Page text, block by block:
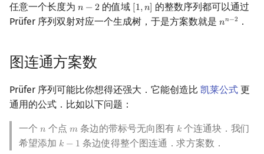
任意一个长度为 𝑛 −2
n −2 的值域 [1,𝑛]
1,n] 的整数序列都可以通过
Prüfer 序列双射对应一个生成树，于是方案数就是 𝑛𝑛−2
nn−2 ．
图连通方案数
Prüfer 序列可能比你想得还强大．它能创造比 凯莱公式 更
通用的公式．比如以下问题：
一个 𝑛
n 个点 𝑚
m条边的带标号无向图有 𝑘
k个连通块．我们
希望添加 𝑘 − 1
k−1 条边使得整个图连通．求方案数．